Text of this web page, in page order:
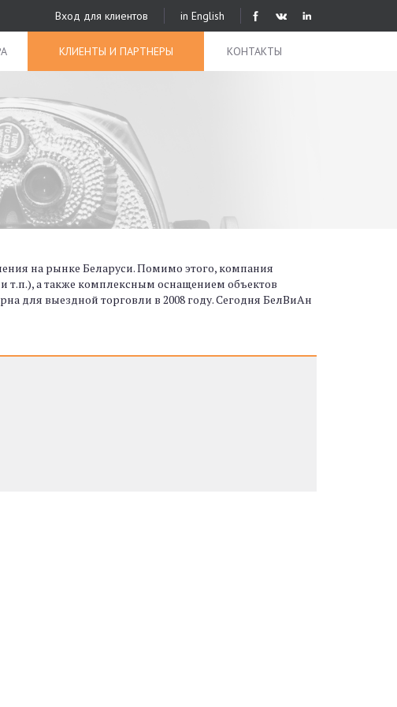
in English
Вход для клиентов
КЛИЕНТЫ И ПАРТНЕРЫ КОНТАКТЫ
на рынке Беларуси. Помимо этого, компания
т.п.), а также комплексным оснащением объектов
для выездной торговли в 2008 году. Сегодня БелВиАн